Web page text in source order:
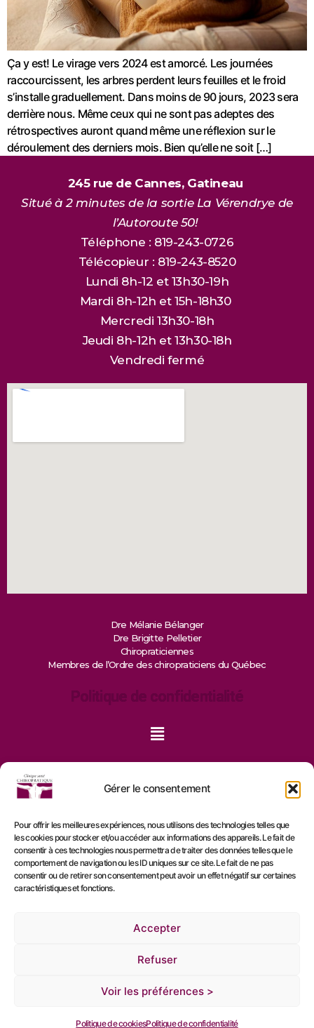
Gérer le consentement
Pour offrir les meilleures expériences, nous utilisons des technologies telles que
les cookies pour stocker et/ou accéder aux informations des appareils. Le fait de
consentir à ces technologies nous permettra de traiter des données telles que le
comportement de navigation ou les ID uniques sur ce site. Le fait de ne pas
consentir ou de retirer son consentement peut avoir un effet négatif sur certaines
caractéristiques et fonctions.
Accepter
Refuser
Voir les préférences >
Politique de cookiesPolitique de confidentialité
Ça y est! Le virage vers 2024 est amorcé. Les journées
raccourcissent, les arbres perdent leurs feuilles et le froid
s’installe graduellement. Dans moins de 90 jours, 2023 sera
derrière nous. Même ceux qui ne sont pas adeptes des
rétrospectives auront quand même une réflexion sur le
déroulement des derniers mois. Bien qu’elle ne soit […]
245 rue de Cannes, Gatineau
Situé à 2 minutes de la sortie La Vérendrye de
l’Autoroute 50!
Téléphone : 819-243-0726
Télécopieur : 819-243-8520
Lundi 8h-12 et 13h30-19h
Mardi 8h-12h et 15h-18h30
Mercredi 13h30-18h
Jeudi 8h-12h et 13h30-18h
Vendredi fermé
Dre Mélanie Bélanger
Dre Brigitte Pelletier
Chiropraticiennes
Membres de l’Ordre des chiropraticiens du Québec
Politique de confidentialité